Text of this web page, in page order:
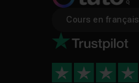
Cours en français